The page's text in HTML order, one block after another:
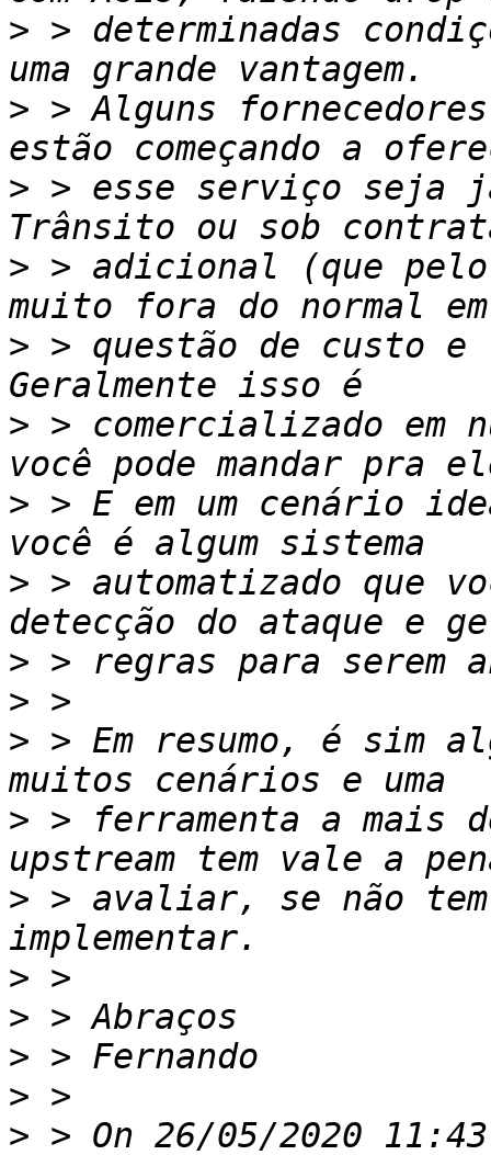
> > determinadas
> > Alguns
> > esse serviço seja
> > adicional (que pelo
> > questão de custo
> > comercializado em
> > E em um cenário
> > automatizado que
>
>
> > Em resumo, é sim
> > ferramenta a mais
> > avaliar, se não
>
>
>
>
>